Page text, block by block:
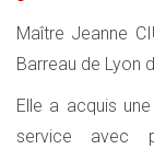
Maître Jeanne
Barreau de Lyon
Elle a acquis
service avec